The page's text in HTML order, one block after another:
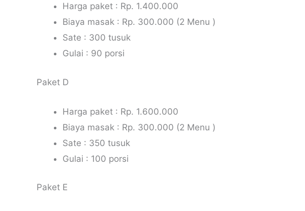
Harga paket : Rp. 1.400.000
Biaya masak : Rp. 300.000 (2 Menu )
Sate : 300 tusuk
Gulai : 90 porsi
Paket D
Harga paket : Rp. 1.600.000
Biaya masak : Rp. 300.000 (2 Menu )
Sate : 350 tusuk
Gulai : 100 porsi
Paket E